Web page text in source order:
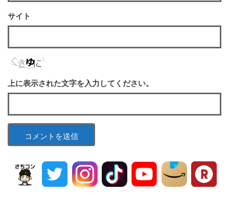
サイト
上に表示された文字を入力してください。